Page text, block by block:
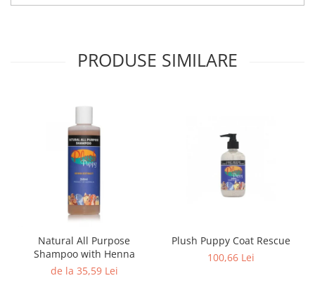
PRODUSE SIMILARE
Natural All Purpose
Shampoo with Henna
de la 35,59 Lei
Plush Puppy Coat Rescue
100,66 Lei